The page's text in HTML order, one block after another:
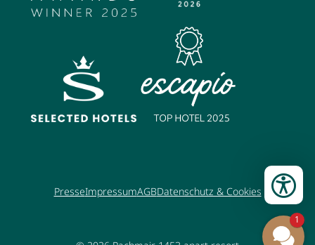
PresseImpressumAGBDatenschutz & Cookies
1